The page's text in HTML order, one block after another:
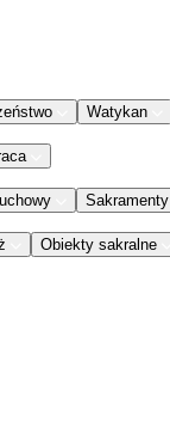
Watykan
Sakramenty
Obiekty sakralne